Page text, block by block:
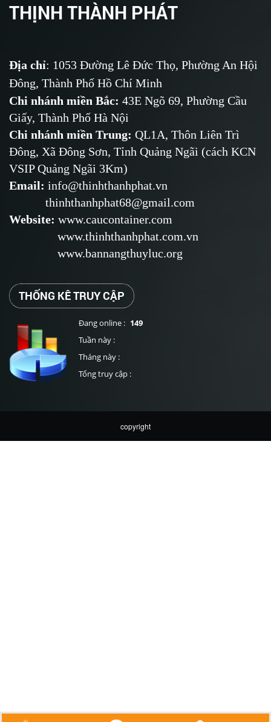
THỊNH THÀNH PHÁT
Địa chỉ: 1053 Đường Lê Đức Thọ, Phường An Hội
Đông, Thành Phố Hồ Chí Minh
Chi nhánh miền Bắc: 43E Ngõ 69, Phường Cầu
Giấy, Thành Phố Hà Nội
Chi nhánh miền Trung: QL1A, Thôn Liên Trì
Đông, Xã Đông Sơn, Tỉnh Quảng Ngãi (cách KCN
VSIP Quảng Ngãi 3Km)
Email: info@thinhthanhphat.vn
thinhthanhphat68@gmail.com
Website: www.caucontainer.com
www.thinhthanhphat.com.vn
www.bannangthuyluc.org
THỐNG KÊ TRUY CẬP
Đang online : 149
Tuần này :
Tháng này :
Tổng truy cập :
copyright